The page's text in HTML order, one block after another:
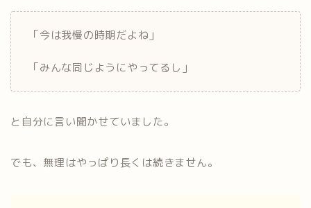
「今は我慢の時期だよね」
「みんな同じようにやってるし」
と自分に言い聞かせていました。
でも、無理はやっぱり長くは続きません。